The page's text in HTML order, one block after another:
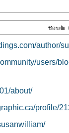
author/
users/
about/
profile/